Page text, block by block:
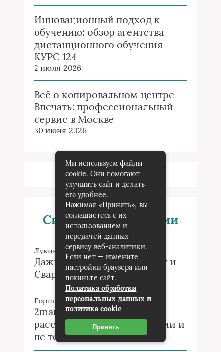
Инновационный подход к
обучению: обзор агентства
дистанционного обучения
КУРС 124
2 июля 2026
Всё о копировальном центре
Впечать: профессиональный
сервис в Москве
30 июня 2026
Свежие комментарии
Лукин Николай к записи
Дажьбог, Симаргл, Стрибог и
Сварог
Горшкова Залинак записи
2markers: умный поиск
расстояний между городами и
не только
Мы используем файлы
cookie. Они помогают
улучшать сайт и делать
его удобнее.
Нажимая «Принять», вы
соглашаетесь с их
использованием и
передачей данных
сервису веб-аналитики.
Если нет — измените
настройки браузера или
покиньте сайт.
Политика обработки
персональных данных и
политика cookie
Принять